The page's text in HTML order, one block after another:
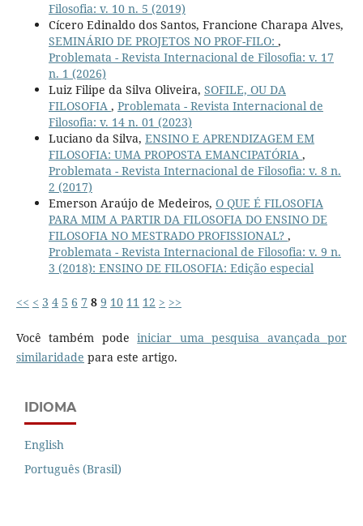
Filosofia: v. 10 n. 5 (2019)
Cícero Edinaldo dos Santos, Francione Charapa Alves,
SEMINÁRIO DE PROJETOS NO PROF-FILO: ,
Problemata - Revista Internacional de Filosofia: v. 17
n. 1 (2026)
Luiz Filipe da Silva Oliveira, SOFILE, OU DA
FILOSOFIA , Problemata - Revista Internacional de
Filosofia: v. 14 n. 01 (2023)
Luciano da Silva, ENSINO E APRENDIZAGEM EM
FILOSOFIA: UMA PROPOSTA EMANCIPATÓRIA ,
Problemata - Revista Internacional de Filosofia: v. 8 n.
2 (2017)
Emerson Araújo de Medeiros, O QUE É FILOSOFIA
PARA MIM A PARTIR DA FILOSOFIA DO ENSINO DE
FILOSOFIA NO MESTRADO PROFISSIONAL? ,
Problemata - Revista Internacional de Filosofia: v. 9 n.
3 (2018): ENSINO DE FILOSOFIA: Edição especial
<< < 3 4 5 6 7 8 9 10 11 12 > >>
Você também podeiniciar uma pesquisa avançada por
similaridade para este artigo.
IDIOMA
English
Português (Brasil)